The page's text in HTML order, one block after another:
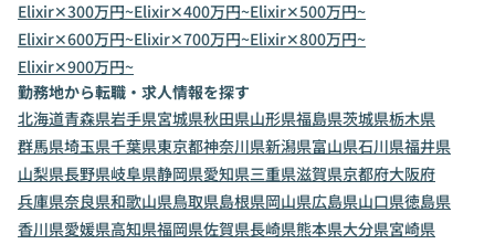
Elixir✕300万円~Elixir✕400万円~Elixir✕500万円~
Elixir✕600万円~Elixir✕700万円~Elixir✕800万円~
Elixir✕900万円~
勤務地から転職・求人情報を探す
北海道青森県岩手県宮城県秋田県山形県福島県茨城県栃木県
群馬県埼玉県千葉県東京都神奈川県新潟県富山県石川県福井県
山梨県長野県岐阜県静岡県愛知県三重県滋賀県京都府大阪府
兵庫県奈良県和歌山県鳥取県島根県岡山県広島県山口県徳島県
香川県愛媛県高知県福岡県佐賀県長崎県熊本県大分県宮崎県